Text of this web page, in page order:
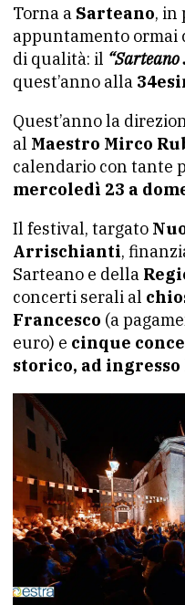
Torna a Sarteano, in
appuntamento ormai
di qualità: il “Sarteano
quest’anno alla
Quest’anno la
al Maestro Mirco
calendario con tante
mercoledì 23 a
Il festival, targato
Arrischianti,
Sarteano e della
concerti serali al
Francesco (a
euro) e cinque
storico, ad